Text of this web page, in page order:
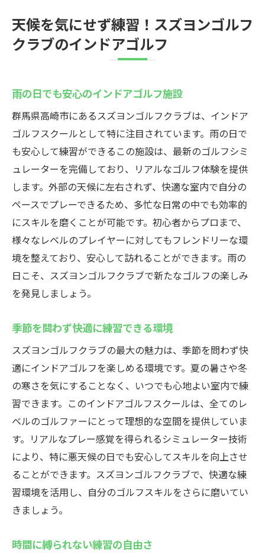
天候を気にせず練習！スズヨンゴルフ
クラブのインドアゴルフ
雨の日でも安心のインドアゴルフ施設
群馬県高崎市にあるスズヨンゴルフクラブは、インドア
ゴルフスクールとして特に注目されています。雨の日で
も安心して練習ができるこの施設は、最新のゴルフシミ
ュレーターを完備しており、リアルなゴルフ体験を提供
します。外部の天候に左右されず、快適な室内で自分の
ペースでプレーできるため、多忙な日常の中でも効率的
にスキルを磨くことが可能です。初心者からプロまで、
様々なレベルのプレイヤーに対してもフレンドリーな環
境を整えており、安心して訪れることができます。雨の
日こそ、スズヨンゴルフクラブで新たなゴルフの楽しみ
を発見しましょう。
季節を問わず快適に練習できる環境
スズヨンゴルフクラブの最大の魅力は、季節を問わず快
適にインドアゴルフを楽しめる環境です。夏の暑さや冬
の寒さを気にすることなく、いつでも心地よい室内で練
習できます。このインドアゴルフスクールは、全てのレ
ベルのゴルファーにとって理想的な空間を提供していま
す。リアルなプレー感覚を得られるシミュレーター技術
により、特に悪天候の日でも安心してスキルを向上させ
ることができます。スズヨンゴルフクラブで、快適な練
習環境を活用し、自分のゴルフスキルをさらに磨いてい
きましょう。
時間に縛られない練習の自由さ